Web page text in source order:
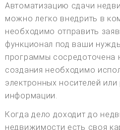
Автоматизацию сдачи
можно легко внедрить в
необходимо отправить
функционал под ваши
программы сосредоточена
создания необходимо
электронных носителей или
информации.
Когда дело доходит до
недвижимости есть своя